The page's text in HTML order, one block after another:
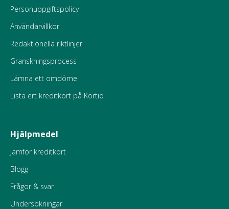
Personuppgiftspolicy
Användarvillkor
Redaktionella riktlinjer
Granskningsprocess
Lämna ett omdöme
Lista ert kreditkort på Kortio
Hjälpmedel
Jämför kreditkort
Blogg
Frågor & svar
Undersökningar